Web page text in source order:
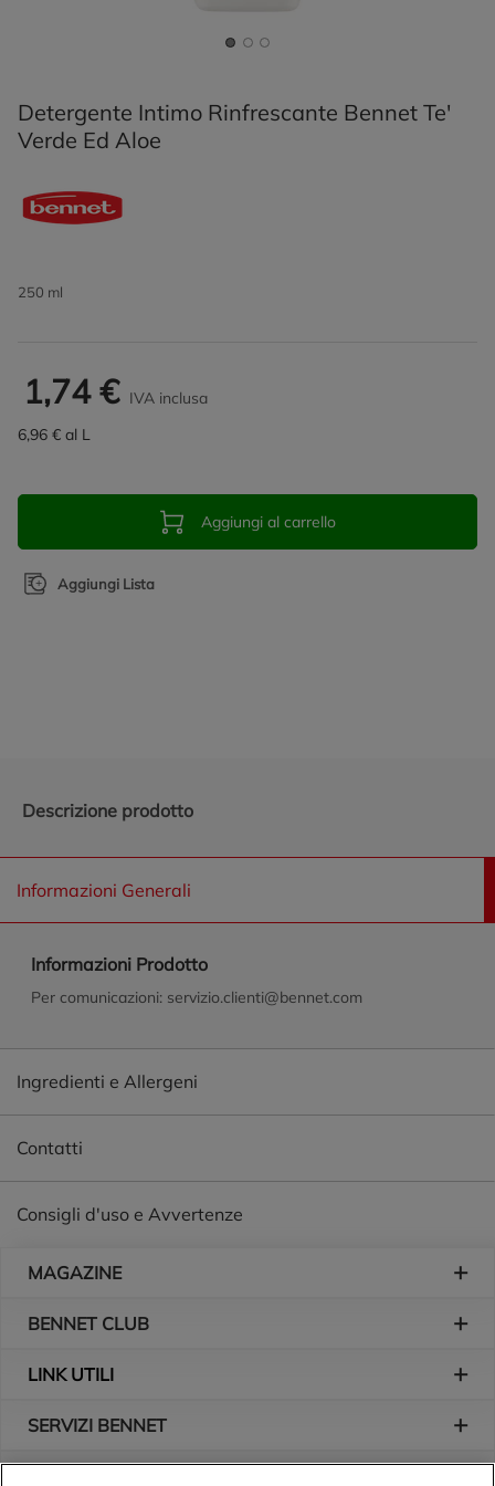
Detergente Intimo Rinfrescante Bennet Te'
Verde Ed Aloe
250 ml
1,74 € IVA inclusa
6,96 € al L
Aggiungi al carrello
Aggiungi Lista
Descrizione prodotto
Informazioni Generali
Informazioni Prodotto
Per comunicazioni: servizio.clienti@bennet.com
Ingredienti e Allergeni
Contatti
Consigli d'uso e Avvertenze
MAGAZINE
BENNET CLUB
LINK UTILI
SERVIZI BENNET